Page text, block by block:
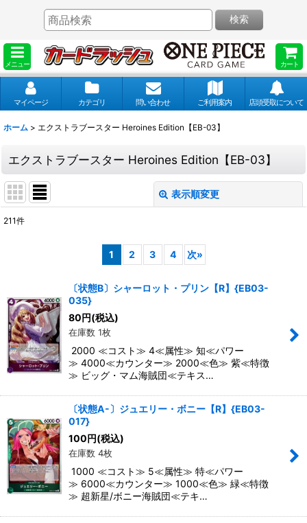
メニュー カート
検索
マイページ カテゴリ 問い合わせ ご利用案内 店頭受取について
ホーム > エクストラブースター Heroines Edition【EB-03】
エクストラブースター Heroines Edition【EB-03】
表示順変更
211件
1 2 3 4 次»
〔状態B〕シャーロット・プリン【R】{EB03-
035}
80円(税込)
在庫数 1枚
2000 ≪コスト≫ 4≪属性≫ 知≪パワー
≫ 4000≪カウンター≫ 2000≪色≫ 紫≪特徴
≫ ビッグ・マム海賊団≪テキス…
〔状態A-〕ジュエリー・ボニー【R】{EB03-
017}
100円(税込)
在庫数 4枚
1000 ≪コスト≫ 5≪属性≫ 特≪パワー
≫ 6000≪カウンター≫ 1000≪色≫ 緑≪特徴
≫ 超新星/ボニー海賊団≪テキ…